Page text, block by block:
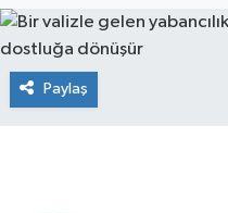
Paylaş